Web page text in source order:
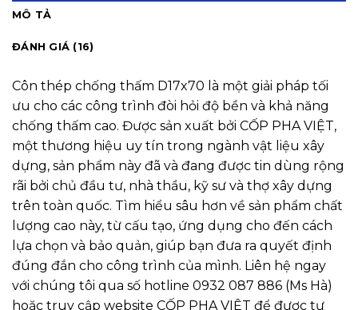
MÔ TẢ
ĐÁNH GIÁ (16)
Côn thép chống thấm D17x70 là một giải pháp tối
ưu cho các công trình đòi hỏi độ bền và khả năng
chống thấm cao. Được sản xuất bởi CỐP PHA VIỆT,
một thương hiệu uy tín trong ngành vật liệu xây
dựng, sản phẩm này đã và đang được tin dùng rộng
rãi bởi chủ đầu tư, nhà thầu, kỹ sư và thợ xây dựng
trên toàn quốc. Tìm hiểu sâu hơn về sản phẩm chất
lượng cao này, từ cấu tạo, ứng dụng cho đến cách
lựa chọn và bảo quản, giúp bạn đưa ra quyết định
đúng đắn cho công trình của mình. Liên hệ ngay
với chúng tôi qua số hotline 0932 087 886 (Ms Hà)
hoặc truy cập website CỐP PHA VIỆT để được tư